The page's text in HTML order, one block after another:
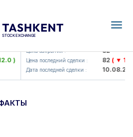
)
KFSK (<Kafolat sug'urta
Цена закрытия : 82
Цена последний сделки : 82( ▼ 1.91
Дата последней сделки :